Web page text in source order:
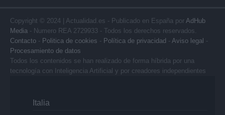
Copyright © 2024 | Actualidad.es - Publicado en España por AdHub
Media - Numero REA 2729933 - Todos los derechos reservados.
Contacto - Politica de cookies - Política de privacidad - Aviso legal -
Procesamiento de datos
Todos los contenidos se han realizado de forma híbrida por una
tecnología con Inteligencia Artificial y por creadores independientes
Italia